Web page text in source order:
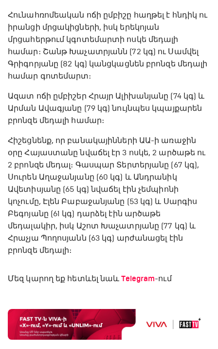
Հունահռոմեական ոճի ըմբիշը հաղթել է հնդիկ ու
իրանցի մրցակիցների, իսկ երեկոյան
մրցահերթում կգոտեմարտի ոսկե մեդալի
համար։ Շանթ Խաչատրյանն (72 կգ) ու Սամվել
Գրիգորյանը (82 կգ) կանցկացնեն բրոնզե մեդալի
համար գոտեմարտ։
Ազատ ոճի ըմբիշեր Հրայր Ալիխանյանը (74 կգ) և
Արման Ավագյանը (79 կգ) նույնպես կպայքարեն
բրոնզե մեդալի համար։
Հիշեցնենք, որ բանակայինների ԱԱ-ի առաջին
օրը Հայաստանը նվաճել էր 3 ոսկե, 2 արծաթե ու
2 բրոնզե մեդալ։ Գասպար Տերտերյանը (67 կգ),
Սուրեն Աղաջանյանը (60 կգ) և Անդրանիկ
Ավետիսյանը (65 կգ) նվաճել էին չեմպիոնի
կոչումը, Էլեն Բաբաջանյանը (53 կգ) և Սարգիս
Բեգոյանը (61 կգ) դարձել էին արծաթե
մեդալակիր, իսկ Աշոտ Խաչատրյանը (77 կգ) և
Հրաչյա Պողոսյանն (63 կգ) արժանացել էին
բրոնզե մեդալի։
Մեզ կարող եք հետևել նաև Telegram-ում